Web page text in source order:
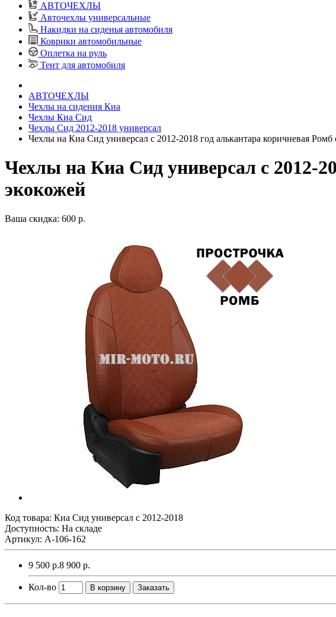
АВТОЧЕХЛЫ
Авточехлы универсальные
Накидки на сиденья автомобиля
Коврики автомобильные
Оплетка на руль
Тент для автомобиля
АВТОЧЕХЛЫ
Чехлы на сидения Киа
Чехлы Киа Сид
Чехлы Сид 2012-2018 универсал
Чехлы на Киа Сид универсал с 2012-2018 год алькантара коричневая Ромб
Чехлы на Киа Сид универсал с 2012-
экокожей
Ваша скидка: 600 р.
Код товара: Киа Сид универсал с 2012-2018
Доступность: На складе
Артикул: A-106-162
9 500 р.8 900 р.
Кол-во В корзину Заказать